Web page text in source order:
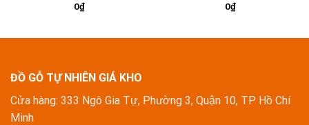
0₫ 0₫
ĐỒ GỖ TỰ NHIÊN GIÁ KHO
Cửa hàng: 333 Ngô Gia Tự, Phường 3, Quận 10, TP Hồ Chí
Minh